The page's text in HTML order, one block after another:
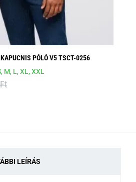
PÓLÓ V5 TSCT-0256
M, L,XL,XXL
LEÍRÁS